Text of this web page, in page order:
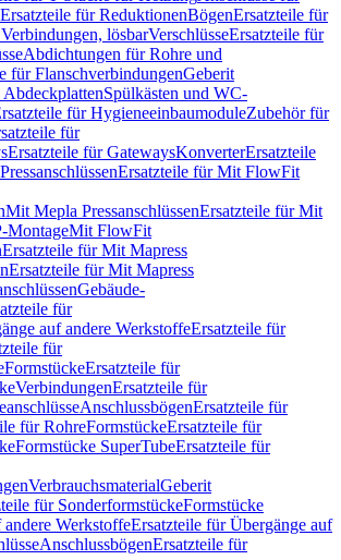
Ersatzteile für ReduktionenBögenErsatzteile für
lösbarVerschlüsseErsatzteile für
Abdichtungen für Rohre und
für FlanschverbindungenGeberit
Spülkästen und WC-
für HygieneeinbaumoduleZubehör für
für
Ersatzteile für GatewaysKonverterErsatzteile
Ersatzteile für Mit FlowFit
Mit Mepla PressanschlüssenErsatzteile für Mit
MontageMit FlowFit
Ersatzteile für Mit Mapress
Ersatzteile für Mit Mapress
Gebäude-
für
auf andere WerkstoffeErsatzteile für
für
FormstückeErsatzteile für
VerbindungenErsatzteile für
AnschlussbögenErsatzteile für
für RohreFormstückeErsatzteile für
Formstücke SuperTubeErsatzteile für
VerbrauchsmaterialGeberit
für SonderformstückeFormstücke
WerkstoffeErsatzteile für Übergänge auf
AnschlussbögenErsatzteile für